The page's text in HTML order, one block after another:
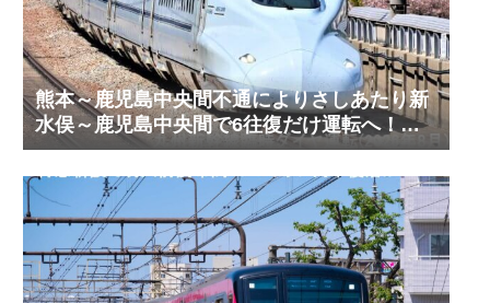
熊本～鹿児島中央間不通によりさしあたり新
水俣～鹿児島中央間で6往復だけ運転へ！
九州新幹線臨時ダイヤ運転(2026年8月)